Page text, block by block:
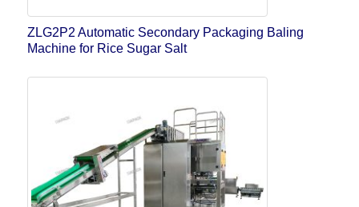
ZLG2P2 Automatic Secondary Packaging Baling
Machine for Rice Sugar Salt